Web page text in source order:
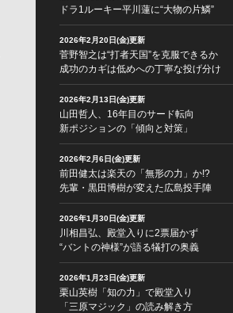
ドラ1ルーキー平川蓮に“大物の片鱗”
2026年2月20日(金)更新
菅野智之は“打者天国”を克服できるか
成功のカギは低めへの丁寧な投げ分け
2026年2月13日(金)更新
山田哲人、16年目のサード転向
新ポジションの「傾向と対策」
2026年2月6日(金)更新
前田健太は楽天の「無形の力」か!?
先輩・黒田博樹が変えた広島投手陣
2026年1月30日(金)更新
川相昌弘、殿堂入りに2票届かず
“バントの神様”が語る犠打の奥義
2026年1月23日(金)更新
栗山英樹「知の力」で殿堂入り
「三原マジック」の読み解き方